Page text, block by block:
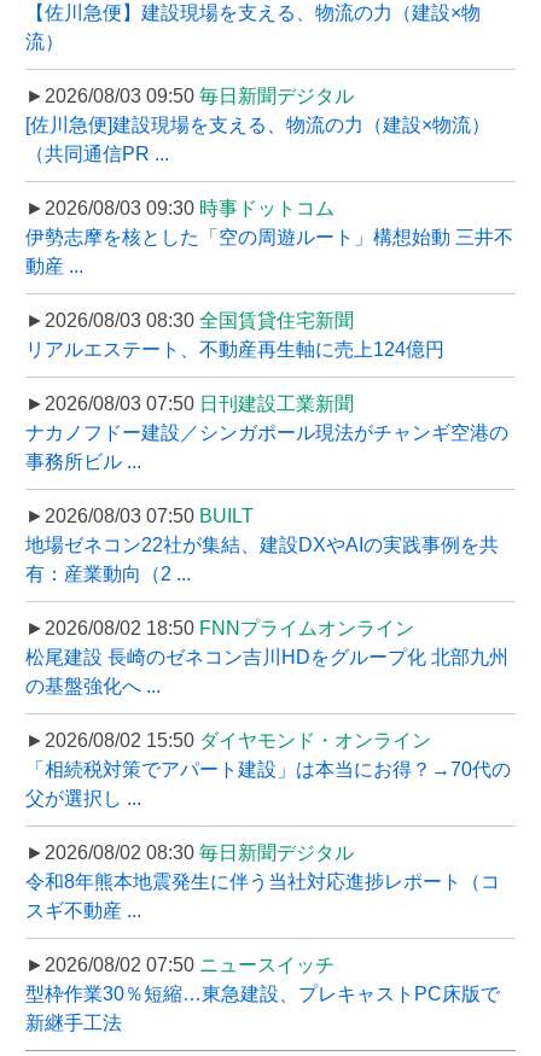
【佐川急便】建設現場を支える、物流の力（建設×物
流）
►2026/08/03 09:50 毎日新聞デジタル
[佐川急便]建設現場を支える、物流の力（建設×物流）
（共同通信PR ...
►2026/08/03 09:30 時事ドットコム
伊勢志摩を核とした「空の周遊ルート」構想始動 三井不
動産 ...
►2026/08/03 08:30 全国賃貸住宅新聞
リアルエステート、不動産再生軸に売上124億円
►2026/08/03 07:50 日刊建設工業新聞
ナカノフドー建設／シンガポール現法がチャンギ空港の
事務所ビル ...
►2026/08/03 07:50 BUILT
地場ゼネコン22社が集結、建設DXやAIの実践事例を共
有：産業動向（2 ...
►2026/08/02 18:50 FNNプライムオンライン
松尾建設 長崎のゼネコン吉川HDをグループ化 北部九州
の基盤強化へ ...
►2026/08/02 15:50 ダイヤモンド・オンライン
「相続税対策でアパート建設」は本当にお得？→70代の
父が選択し ...
►2026/08/02 08:30 毎日新聞デジタル
令和8年熊本地震発生に伴う当社対応進捗レポート（コ
スギ不動産 ...
►2026/08/02 07:50 ニュースイッチ
型枠作業30％短縮…東急建設、プレキャストPC床版で
新継手工法